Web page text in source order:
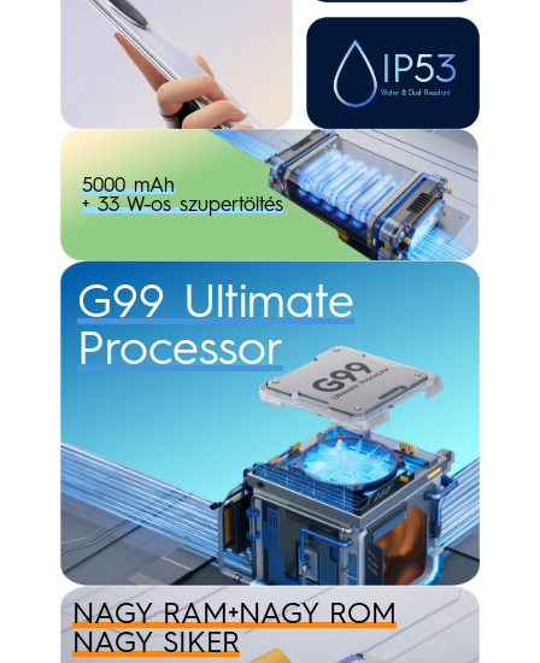
szelfi
IP53
5000 mAh
G99 Ultimate
Processor
NAGY RAM+NAGY ROM
NAGY SIKER